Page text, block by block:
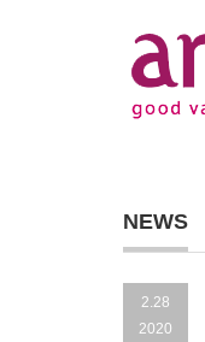
NEWS
2.28
2020